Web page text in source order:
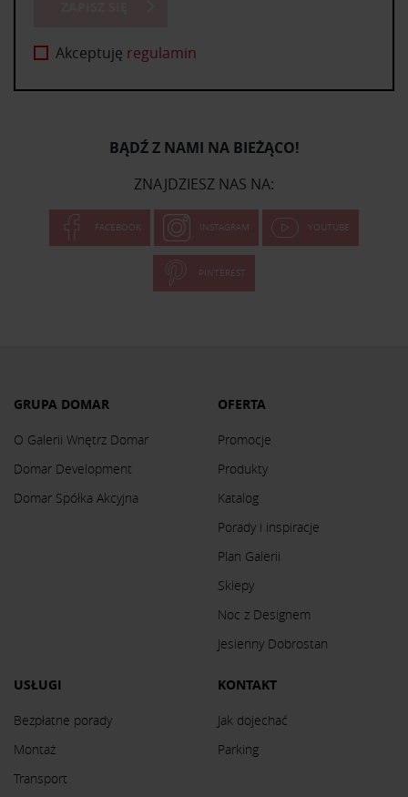
Akceptuję regulamin
BĄDŹ Z NAMI NA BIEŻĄCO!
ZNAJDZIESZ NAS NA:
FACEBOOK INSTAGRAM YOUTUBE
PINTEREST
GRUPA DOMAR
O Galerii Wnętrz Domar
Domar Development
Domar Spółka Akcyjna
OFERTA
Promocje
Produkty
Katalog
Porady i inspiracje
Plan Galerii
Sklepy
Noc z Designem
Jesienny Dobrostan
USŁUGI
Bezpłatne porady
Montaż
Transport
KONTAKT
Jak dojechać
Parking